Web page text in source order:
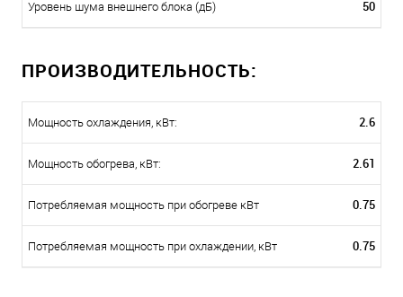
Уровень шума внешнего блока (дБ) 50
ПРОИЗВОДИТЕЛЬНОСТЬ:
Мощность охлаждения, кВт: 2.6
Мощность обогрева, кВт: 2.61
Потребляемая мощность при обогреве кВт 0.75
Потребляемая мощность при охлаждении, кВт 0.75